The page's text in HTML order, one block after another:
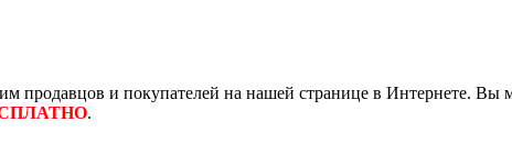
и покупателей на нашей странице в Интернете. Вы
.